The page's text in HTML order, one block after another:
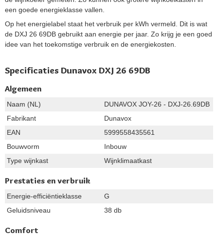
een goede energieklasse vallen.
Op het energielabel staat het verbruik per kWh vermeld. Dit is wat
de DXJ 26 69DB gebruikt aan energie per jaar. Zo krijg je een goed
idee van het toekomstige verbruik en de energiekosten.
Specificaties Dunavox DXJ 26 69DB
Algemeen
Naam (NL)
DUNAVOX JOY-26 - DXJ-26.69DB
Fabrikant
Dunavox
EAN
5999558435561
Bouwvorm
Inbouw
Type wijnkast
Wijnklimaatkast
Prestaties en verbruik
Energie-efficiëntieklasse
G
Geluidsniveau
38 db
Comfort